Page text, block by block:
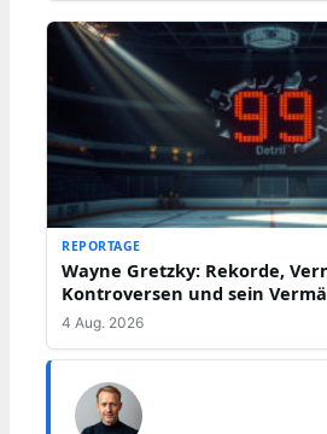
REPORTAGE
Wayne Gretzky: Rekorde,
Kontroversen und sein
4 Aug. 2026